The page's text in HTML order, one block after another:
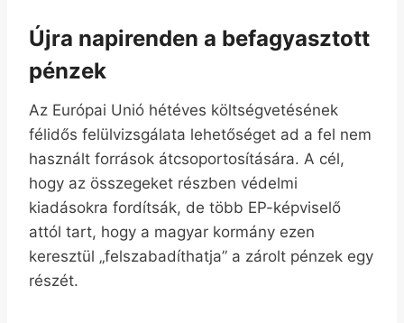
Újra napirenden a befagyasztott
pénzek
Az Európai Unió hétéves költségvetésének
félidős felülvizsgálata lehetőséget ad a fel nem
használt források átcsoportosítására. A cél,
hogy az összegeket részben védelmi
kiadásokra fordítsák, de több EP-képviselő
attól tart, hogy a magyar kormány ezen
keresztül „felszabadíthatja” a zárolt pénzek egy
részét.